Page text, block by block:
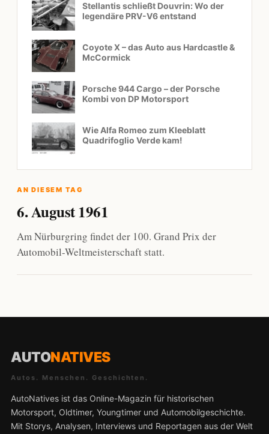
Stellantis schließt Douvrin: Wo der
legendäre PRV-V6 entstand
Coyote X – das Auto aus Hardcastle &
McCormick
Porsche 944 Cargo – der Porsche
Kombi von DP Motorsport
Wie Alfa Romeo zum Kleeblatt
Quadrifoglio Verde kam!
AN DIESEM TAG
6. August 1961
Am Nürburgring findet der 100. Grand Prix der
Automobil-Weltmeisterschaft statt.
AUTONATIVES
Autos. Menschen. Geschichten.
AutoNatives ist das Online-Magazin für historischen
Motorsport, Oldtimer, Youngtimer und Automobilgeschichte.
Mit Storys, Analysen, Interviews und Reportagen aus der Welt